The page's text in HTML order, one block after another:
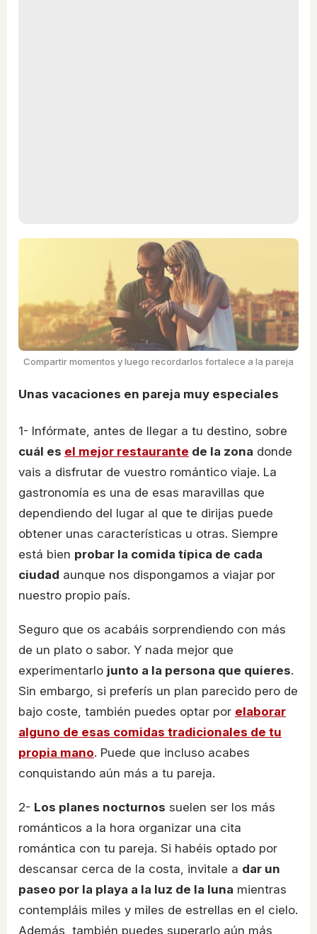
Compartir momentos y luego recordarlos fortalece a la pareja
Unas vacaciones en pareja muy especiales
1- Infórmate, antes de llegar a tu destino, sobre
cuál es el mejor restaurante de la zona donde
vais a disfrutar de vuestro romántico viaje. La
gastronomía es una de esas maravillas que
dependiendo del lugar al que te dirijas puede
obtener unas características u otras. Siempre
está bien probar la comida típica de cada
ciudad aunque nos dispongamos a viajar por
nuestro propio país.
Seguro que os acabáis sorprendiendo con más
de un plato o sabor. Y nada mejor que
experimentarlo junto a la persona que quieres.
Sin embargo, si preferís un plan parecido pero de
bajo coste, también puedes optar por elaborar
alguno de esas comidas tradicionales de tu
propia mano. Puede que incluso acabes
conquistando aún más a tu pareja.
2- Los planes nocturnos suelen ser los más
románticos a la hora organizar una cita
romántica con tu pareja. Si habéis optado por
descansar cerca de la costa, invitale a dar un
paseo por la playa a la luz de la luna mientras
contempláis miles y miles de estrellas en el cielo.
Además, también puedes superarlo aún más